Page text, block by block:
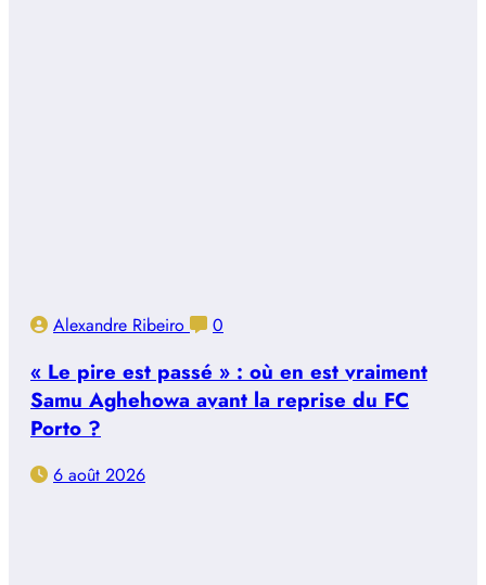
Alexandre Ribeiro 0
« Le pire est passé » : où en est vraiment
Samu Aghehowa avant la reprise du FC
Porto ?
6 août 2026